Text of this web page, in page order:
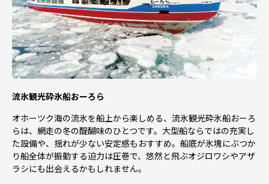
流氷観光砕氷船おーろら
オホーツク海の流氷を船上から楽しめる、流氷観光砕氷船おーろ
らは、網走の冬の醍醐味のひとつです。大型船ならではの充実し
た設備や、揺れが少ない安定感もおすすめ。船底が氷塊にぶつか
り船全体が振動する迫力は圧巻で、悠然と飛ぶオジロワシやアザ
ラシにも出会えるかもしれません。